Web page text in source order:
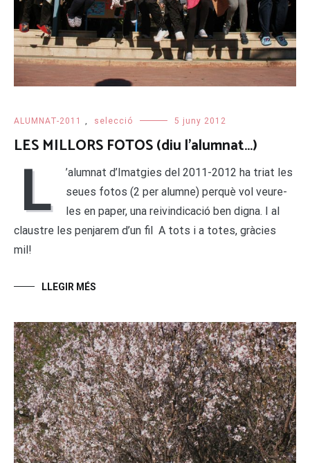
ALUMNAT-2011 , selecció 5 juny 2012
LES MILLORS FOTOS (diu l’alumnat…)
L
’alumnat d’Imatgies del 2011-2012 ha triat les
seues fotos (2 per alumne) perquè vol veure-
les en paper, una reivindicació ben digna. I al
claustre les penjarem d’un fil A tots i a totes, gràcies
mil!
LLEGIR MÉS